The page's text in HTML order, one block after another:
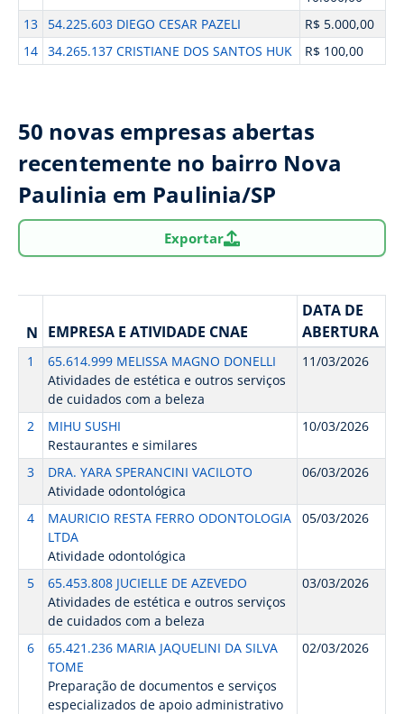
13
54.225.603 DIEGO CESAR PAZELI
R$ 5.000,00
14 34.265.137 CRISTIANE DOS SANTOS HUK R$ 100,00
50 novas empresas abertas
recentemente no bairro Nova
Paulinia em Paulinia/SP
Exportar
N EMPRESA E ATIVIDADE CNAE
DATA DE
ABERTURA
1
65.614.999 MELISSA MAGNO DONELLI
Atividades de estética e outros serviços
de cuidados com a beleza
11/03/2026
2
MIHU SUSHI
Restaurantes e similares
10/03/2026
3
DRA. YARA SPERANCINI VACILOTO
Atividade odontológica
06/03/2026
4
MAURICIO RESTA FERRO ODONTOLOGIA
LTDA
Atividade odontológica
05/03/2026
5
65.453.808 JUCIELLE DE AZEVEDO
Atividades de estética e outros serviços
de cuidados com a beleza
03/03/2026
6
65.421.236 MARIA JAQUELINI DA SILVA
TOME
Preparação de documentos e serviços
especializados de apoio administrativo
02/03/2026